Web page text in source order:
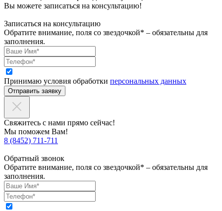
Вы можете записаться на консультацию!
Записаться на консультацию
Обратите внимание, поля со звездочкой* – обязательны для
заполнения.
Принимаю условия обработки персональных данных
Отправить заявку
Свяжитесь с нами прямо сейчас!
Мы поможем Вам!
8 (8452) 711-711
Обратный звонок
Обратите внимание, поля со звездочкой* – обязательны для
заполнения.